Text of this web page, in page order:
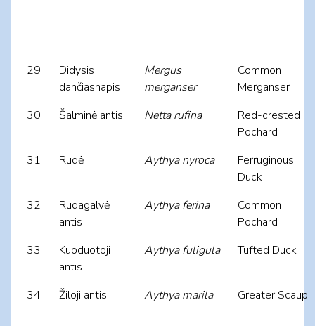
29
Didysis
dančiasnapis
Mergus
merganser
Common
Merganser
30
Šalminė antis Netta rufina
Red-crested
Pochard
31
Rudė Aythya nyroca
Ferruginous
Duck
32
Rudagalvė
antis
Aythya ferina
Common
Pochard
33
Kuoduotoji
antis
Aythya fuligula Tufted Duck
34 Žiloji antis Aythya marila Greater Scaup